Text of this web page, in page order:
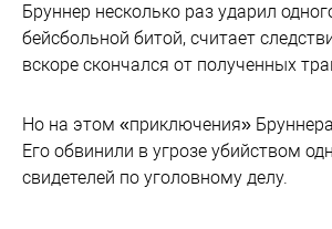
Бруннер несколько раз ударил
бейсбольной битой, считает
вскоре скончался от полученных
Но на этом «приключения»
Его обвинили в угрозе убийством
свидетелей по уголовному делу.